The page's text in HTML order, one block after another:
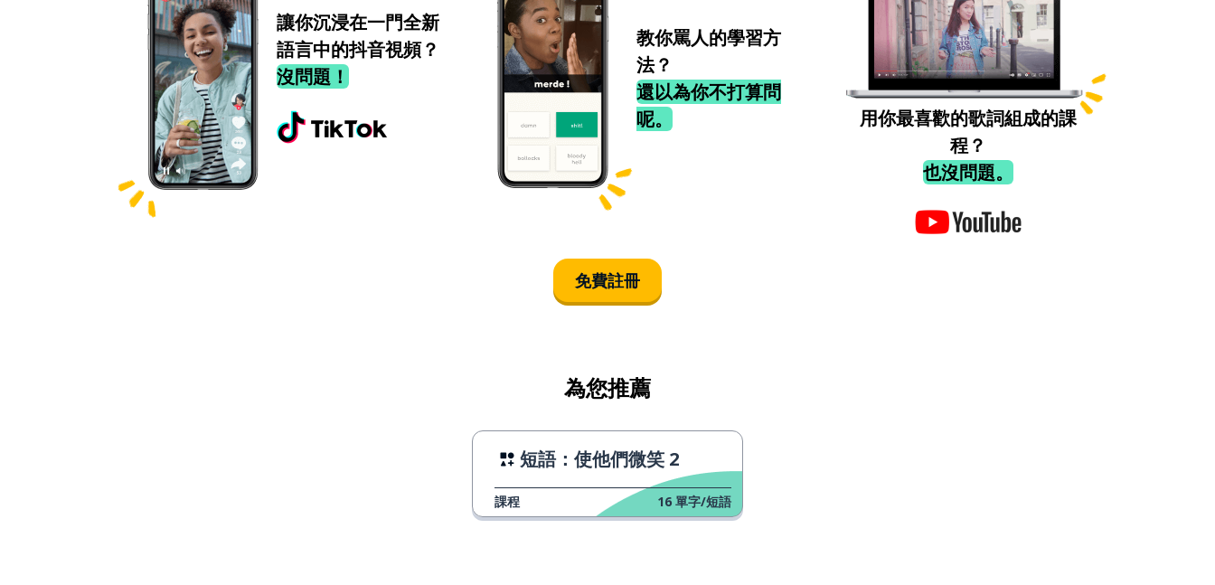
讓你沉浸在一門全新
語言中的抖音視頻？
沒問題！
教你罵人的學習方
法？
還以為你不打算問
呢。
用你最喜歡的歌詞組成的課
程？
也沒問題。
免費註冊
為您推薦
短語：使他們微笑 2
課程 16 單字/短語